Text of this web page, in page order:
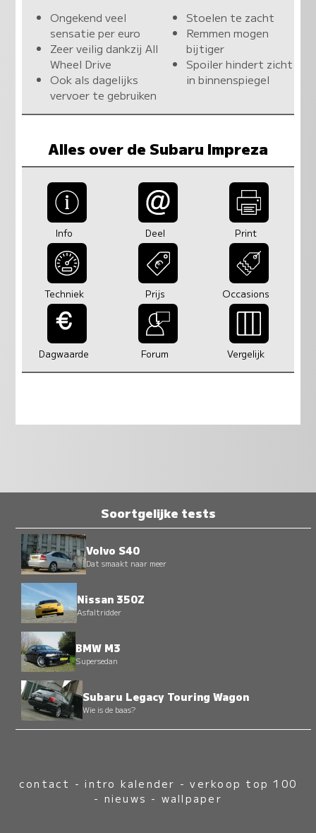
Ongekend veel
sensatie per euro
Zeer veilig dankzij All
Wheel Drive
Ook als dagelijks
vervoer te gebruiken
Stoelen te zacht
Remmen mogen
bijtiger
Spoiler hindert zicht
in binnenspiegel
Alles over de Subaru Impreza
Info Deel Print
Techniek Prijs Occasions
Dagwaarde Forum Vergelijk
Soortgelijke tests
Volvo S40
Dat smaakt naar meer
Nissan 350Z
Asfaltridder
BMW M3
Supersedan
Subaru Legacy Touring Wagon
Wie is de baas?
contact -intro kalender -verkoop top 100
- nieuws - wallpaper